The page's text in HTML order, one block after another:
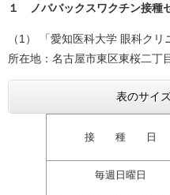
１ ノババックスワクチン接種
（1） 「愛知医科大学 眼科ク
所在地：名古屋市東区東桜二丁
表のサイ
接 種 日
毎週日曜日